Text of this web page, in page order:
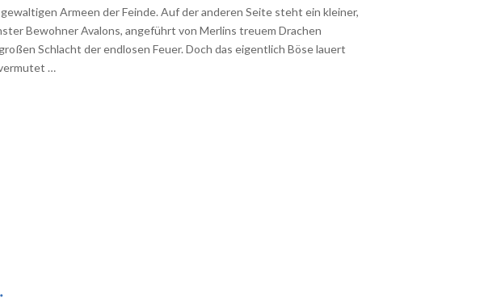
Armeen der Feinde. Auf der anderen Seite steht ein kleiner,
Bewohner Avalons, angeführt von Merlins treuem Drachen
Schlacht der endlosen Feuer. Doch das eigentlich Böse lauert
…